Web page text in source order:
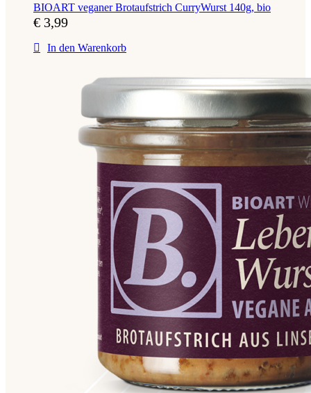
BIOART veganer Brotaufstrich CurryWurst 140g, bio
€ 3,99
In den Warenkorb